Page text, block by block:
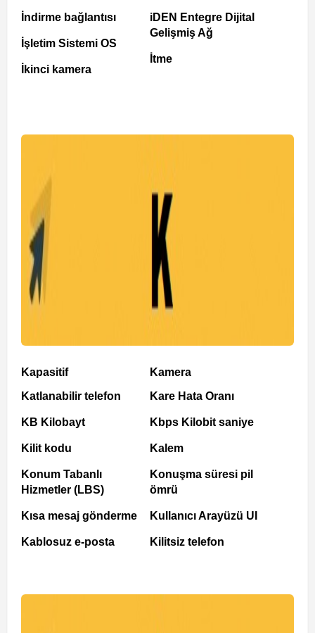
İndirme bağlantısı
İşletim Sistemi OS
İkinci kamera
iDEN Entegre Dijital
Gelişmiş Ağ
İtme
Kapasitif
Katlanabilir telefon
KB Kilobayt
Kilit kodu
Konum Tabanlı
Hizmetler (LBS)
Kısa mesaj gönderme
Kablosuz e-posta
Kamera
Kare Hata Oranı
Kbps Kilobit saniye
Kalem
Konuşma süresi pil
ömrü
Kullanıcı Arayüzü UI
Kilitsiz telefon